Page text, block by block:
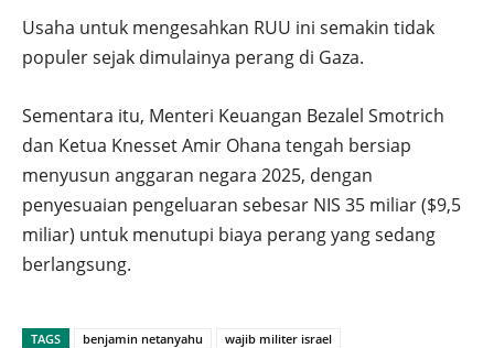
Usaha untuk mengesahkan RUU ini semakin tidak
populer sejak dimulainya perang di Gaza.
Sementara itu, Menteri Keuangan Bezalel Smotrich
dan Ketua Knesset Amir Ohana tengah bersiap
menyusun anggaran negara 2025, dengan
penyesuaian pengeluaran sebesar NIS 35 miliar ($9,5
miliar) untuk menutupi biaya perang yang sedang
berlangsung.
TAGS benjamin netanyahu
wajib militer israel